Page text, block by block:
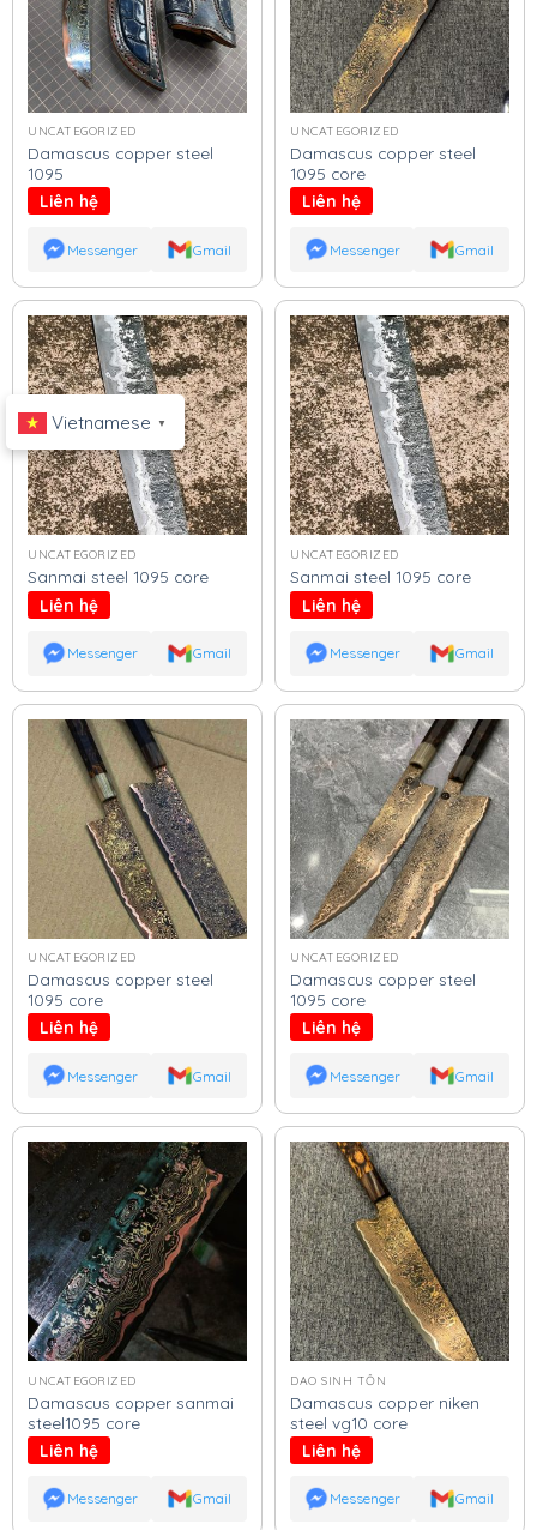
UNCATEGORIZED
Damascus copper steel
1095
Liên hệ
Messenger Gmail
UNCATEGORIZED
Damascus copper steel
1095 core
Liên hệ
Messenger Gmail
UNCATEGORIZED
Sanmai steel 1095 core
Liên hệ
Messenger Gmail
UNCATEGORIZED
Sanmai steel 1095 core
Liên hệ
Messenger Gmail
UNCATEGORIZED
Damascus copper steel
1095 core
Liên hệ
Messenger Gmail
UNCATEGORIZED
Damascus copper steel
1095 core
Liên hệ
Messenger Gmail
UNCATEGORIZED
Damascus copper sanmai
steel1095 core
Liên hệ
Messenger Gmail
DAO SINH TỒN
Damascus copper niken
steel vg10 core
Liên hệ
Messenger Gmail
Vietnamese ▼